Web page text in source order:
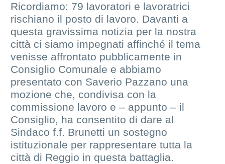
Ricordiamo: 79 lavoratori e lavoratrici
rischiano il posto di lavoro. Davanti a
questa gravissima notizia per la nostra
città ci siamo impegnati affinché il tema
venisse affrontato pubblicamente in
Consiglio Comunale e abbiamo
presentato con Saverio Pazzano una
mozione che, condivisa con la
commissione lavoro e – appunto – il
Consiglio, ha consentito di dare al
Sindaco f.f. Brunetti un sostegno
istituzionale per rappresentare tutta la
città di Reggio in questa battaglia.